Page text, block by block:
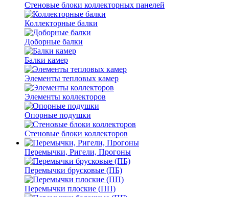
Стеновые блоки коллекторных панелей
Коллекторные балки
Доборные балки
Балки камер
Элементы тепловых камер
Элементы коллекторов
Опорные подушки
Стеновые блоки коллекторов
Перемычки, Ригели, Прогоны
Перемычки брусковые (ПБ)
Перемычки плоские (ПП)